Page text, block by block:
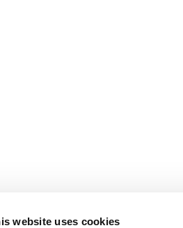
website uses cookies